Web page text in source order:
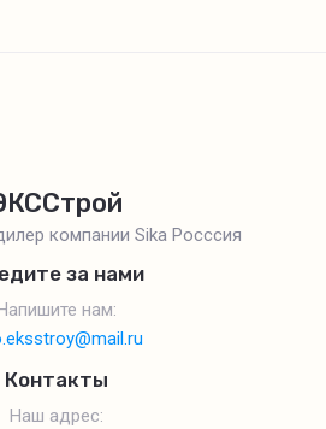
компании Sika Росссия
за нами
нам:
Контакты
Наш адрес: